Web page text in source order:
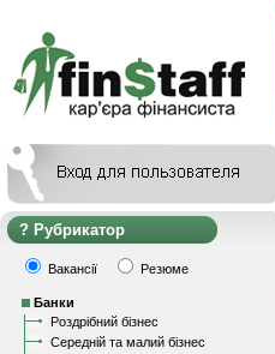
Рубрикатор
Вакансії Резюме
Банки
Роздрібний бізнес
Середній та малий бізнес